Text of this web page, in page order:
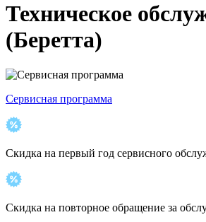
Техническое
(Беретта)
Сервисная программа
Скидка на первый год сервисного
Скидка на повторное обращение за